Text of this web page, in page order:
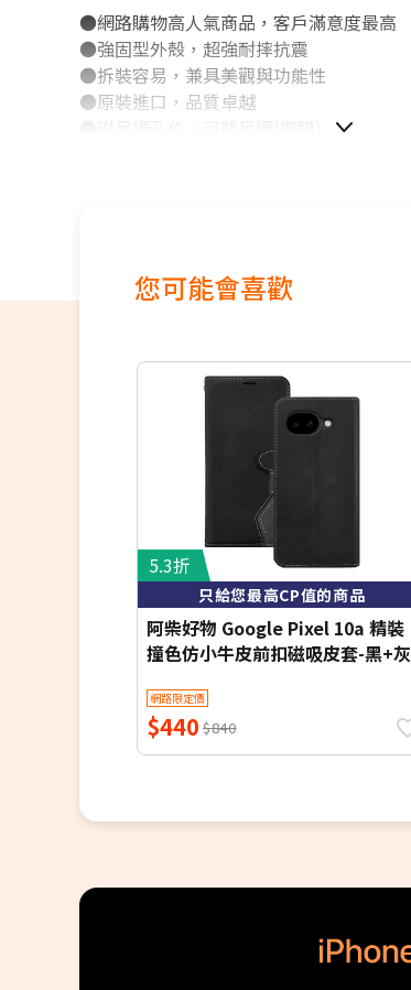
●網路購物高人氣商品，客戶滿意度最高
●強固型外殼，超強耐摔抗震
●拆裝容易，兼具美觀與功能性
●原裝進口，品質卓越
您可能會喜歡
5.3折
只給您最高CP值的商品
阿柴好物 Google Pixel 10a 精裝
撞色仿小牛皮前扣磁吸皮套-黑+灰
網路限定價
$440 $840